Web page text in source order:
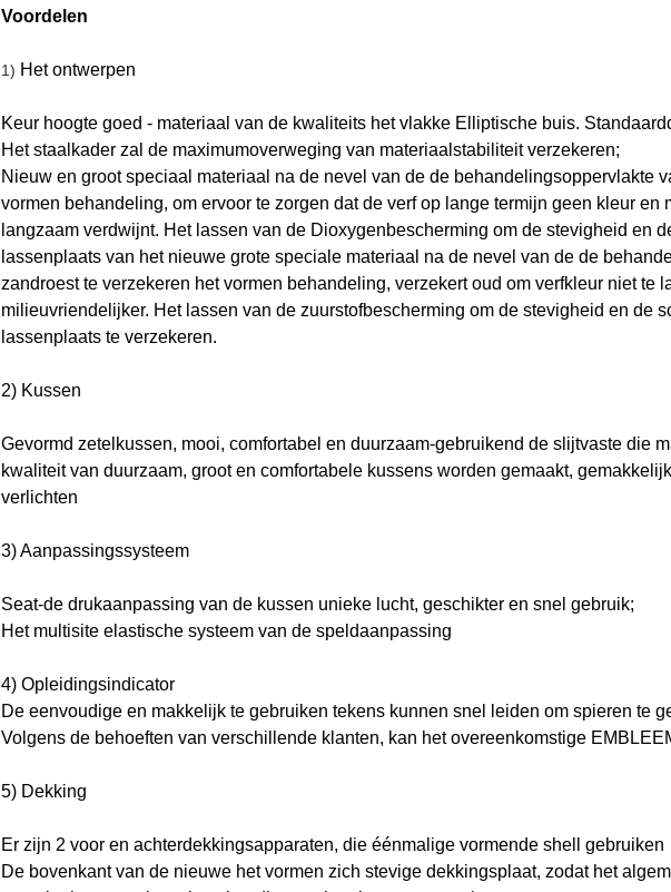
Voordelen
1) Het ontwerpen
Keur hoogte goed - materiaal van de kwaliteits het vlakke Elliptische buis.
Het staalkader zal de maximumoverweging van materiaalstabiliteit verzekeren;
Nieuw en groot speciaal materiaal na de nevel van de de behandelingsoppervlakte
vormen behandeling, om ervoor te zorgen dat de verf op lange termijn geen kleur en
langzaam verdwijnt. Het lassen van de Dioxygenbescherming om de stevigheid en
lassenplaats van het nieuwe grote speciale materiaal na de nevel van de de
zandroest te verzekeren het vormen behandeling, verzekert oud om verfkleur niet te
milieuvriendelijker. Het lassen van de zuurstofbescherming om de stevigheid en de
lassenplaats te verzekeren.
2) Kussen
Gevormd zetelkussen, mooi, comfortabel en duurzaam-gebruikend de slijtvaste die
kwaliteit van duurzaam, groot en comfortabele kussens worden gemaakt,
verlichten
3) Aanpassingssysteem
Seat-de drukaanpassing van de kussen unieke lucht, geschikter en snel gebruik;
Het multisite elastische systeem van de speldaanpassing
4) Opleidingsindicator
De eenvoudige en makkelijk te gebruiken tekens kunnen snel leiden om spieren te
Volgens de behoeften van verschillende klanten, kan het overeenkomstige
5) Dekking
Er zijn 2 voor en achterdekkingsapparaten, die éénmalige vormende shell gebruiken
De bovenkant van de nieuwe het vormen zich stevige dekkingsplaat, zodat het